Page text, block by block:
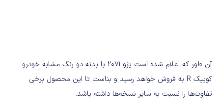
آن طور که اعلام شده است پژو ۲۰۷i با بدنه دو رنگ مشابه خودرو
کوییک R به فروش خواهد رسید و بناست تا این محصول برخی
تفاوت‌ها را نسبت به سایر نسخه‌ها داشته باشد.